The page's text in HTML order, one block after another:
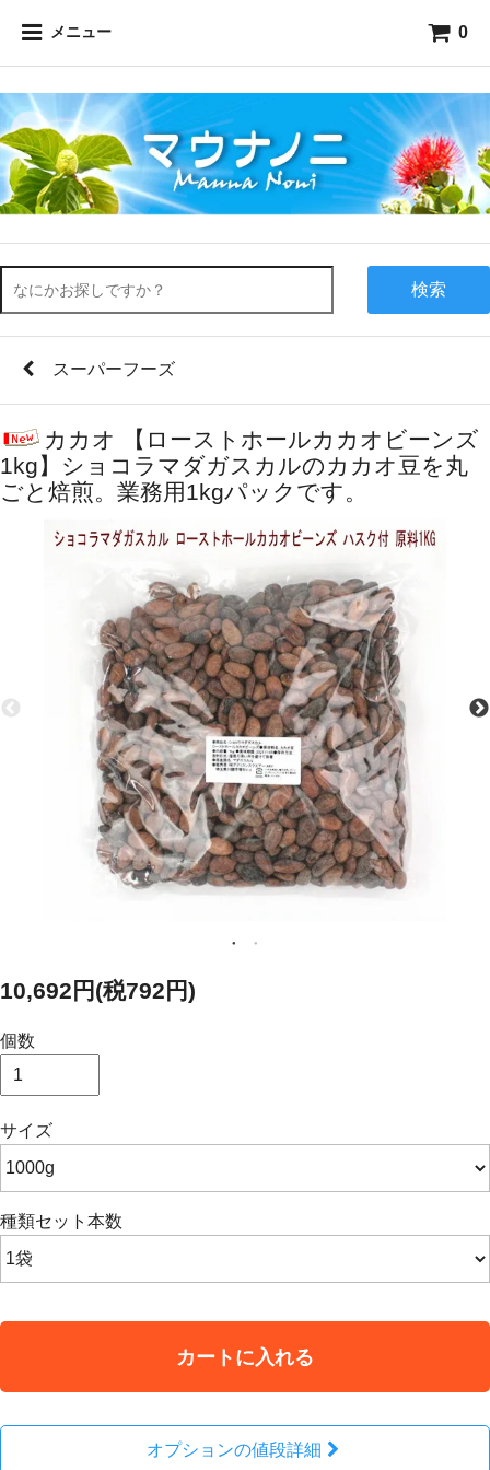
メニュー 0
検索
スーパーフーズ
カカオ 【ローストホールカカオビーンズ
1kg】ショコラマダガスカルのカカオ豆を丸
ごと焙煎。業務用1kgパックです。
10,692円(税792円)
個数
サイズ
種類セット本数
カートに入れる
オプションの値段詳細